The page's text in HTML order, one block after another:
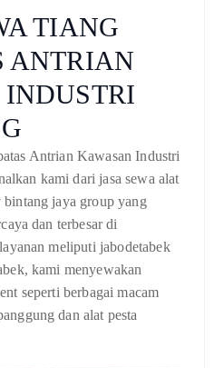
TIANG
ANTRIAN
Antrian Kawasan Industri
kami dari jasa sewa alat
jaya group yang
dan terbesar di
meliputi jabodetabek
kami menyewakan
seperti berbagai macam
dan alat pesta